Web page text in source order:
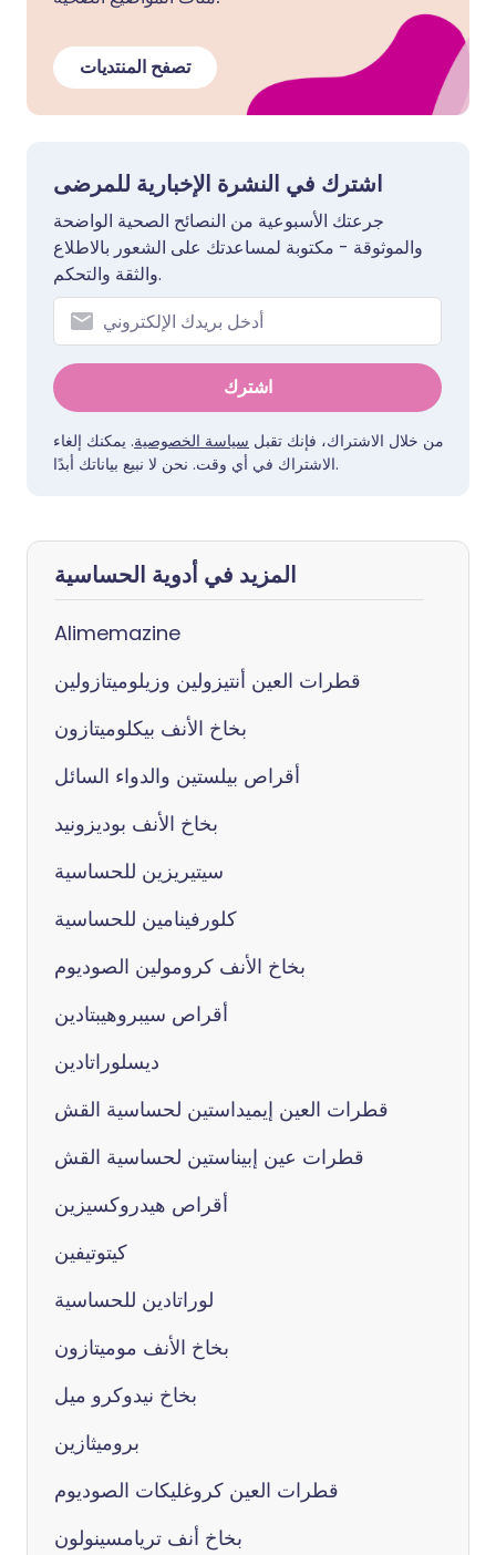
تصفح المنتديات
اشترك في النشرة الإخبارية للمرضى
جرعتك الأسبوعية من النصائح الصحية الواضحة
والموثوقة - مكتوبة لمساعدتك على الشعور بالاطلاع
والثقة والتحكم.
اشترك
من خلال الاشتراك، فإنك تقبل سياسة الخصوصية. يمكنك إلغاء
الاشتراك في أي وقت. نحن لا نبيع بياناتك أبدًا.
المزيد في أدوية الحساسية
Alimemazine
قطرات العين أنتيزولين وزيلوميتازولين
بخاخ الأنف بيكلوميتازون
أقراص بيلستين والدواء السائل
بخاخ الأنف بوديزونيد
سيتيريزين للحساسية
كلورفينامين للحساسية
بخاخ الأنف كرومولين الصوديوم
أقراص سيبروهيبتادين
ديسلوراتادين
قطرات العين إيميداستين لحساسية القش
قطرات عين إبيناستين لحساسية القش
أقراص هيدروكسيزين
كيتوتيفين
لوراتادين للحساسية
بخاخ الأنف موميتازون
بخاخ نيدوكرو ميل
بروميثازين
قطرات العين كروغليكات الصوديوم
بخاخ أنف تريامسينولون